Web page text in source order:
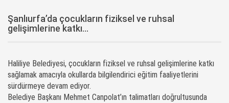
Şanlıurfa’da çocukların fiziksel ve ruhsal
gelişimlerine katkı...
Haliliye Belediyesi, çocukların fiziksel ve ruhsal gelişimlerine katkı
sağlamak amacıyla okullarda bilgilendirici eğitim faaliyetlerini
sürdürmeye devam ediyor.
Belediye Başkanı Mehmet Canpolat’ın talimatları doğrultusunda